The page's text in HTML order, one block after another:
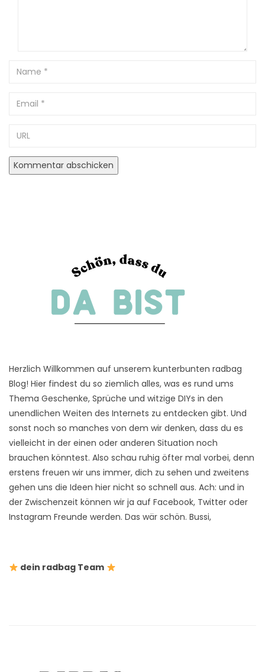
Name
Email
Herzlich Willkommen auf unserem kunterbunten radbag
Blog! Hier findest du so ziemlich alles, was es rund ums
Thema Geschenke, Sprüche und witzige DIYs in den
unendlichen Weiten des Internets zu entdecken gibt. Und
sonst noch so manches von dem wir denken, dass du es
vielleicht in der einen oder anderen Situation noch
brauchen könntest. Also schau ruhig öfter mal vorbei, denn
erstens freuen wir uns immer, dich zu sehen und zweitens
gehen uns die Ideen hier nicht so schnell aus. Ach: und in
der Zwischenzeit können wir ja auf Facebook, Twitter oder
Instagram Freunde werden. Das wär schön. Bussi,
dein radbag Team